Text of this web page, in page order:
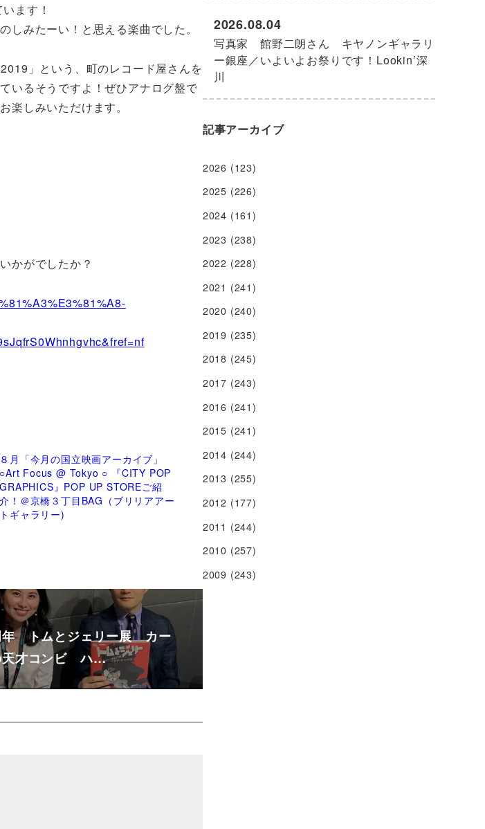
ます！
みたーい！と思える楽曲でした。
」という、町のレコード屋さんを
いるそうですよ！ぜひアナログ盤で
楽しみいただけます。
かがでしたか？
８月「今月の国立映画アーカイブ」
○Art Focus @ Tokyo ○ 『CITY POP
GRAPHICS』POP UP STOREご紹
介！＠京橋３丁目BAG（ブリリアアー
トギャラリー)
年 トムとジェリー展 カー
天才コンビ ハ…
写真家 館野二朗さん キヤノンギャラリ
ー銀座／いよいよお祭りです！Lookin’深
川
2026.08.04
記事アーカイブ
2026 (123)
2025 (226)
2024 (161)
2023 (238)
2022 (228)
2021 (241)
2020 (240)
2019 (235)
2018 (245)
2017 (243)
2016 (241)
2015 (241)
2014 (244)
2013 (255)
2012 (177)
2011 (244)
2010 (257)
2009 (243)